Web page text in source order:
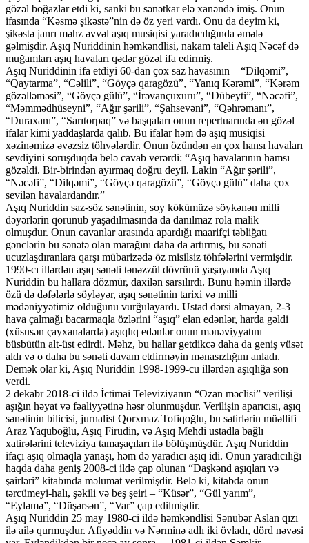
gözəl boğazlar etdi ki, sanki bu sənətkar elə xanəndə imiş. Onun
ifasında “Kəsmə şikəstə”nin də öz yeri vardı. Onu da deyim ki,
şikəstə janrı məhz əvvəl aşıq musiqisi yaradıcılığında əmələ
gəlmişdir. Aşıq Nuriddinin həmkəndlisi, nakam taleli Aşıq Nəcəf də
muğamları aşıq havaları qədər gözəl ifa edirmiş.
Aşıq Nuriddinin ifa etdiyi 60-dan çox saz havasının – “Dilqəmi”,
“Qaytarma”, “Cəlili”, “Göyçə qaragözü”, “Yanıq Kərəmi”, “Kərəm
gözəlləməsi”, “Göyçə gülü”, “İrəvançuxuru”, “Dübeyti”, “Nəcəfi”,
“Məmmədhüseyni”, “Ağır şərili”, “Şahsevəni”, “Qəhrəmanı”,
“Duraxanı”, “Sarıtorpaq” və başqaları onun repertuarında ən gözəl
ifalar kimi yaddaşlarda qalıb. Bu ifalar həm də aşıq musiqisi
xəzinəmizə əvəzsiz töhvələrdir. Onun özündən ən çox hansı havaları
sevdiyini soruşduqda belə cavab verərdi: “Aşıq havalarının hamsı
gözəldi. Bir-birindən ayırmaq doğru deyil. Lakin “Ağır şərili”,
“Nəcəfi”, “Dilqəmi”, “Göyçə qaragözü”, “Göyçə gülü” daha çox
sevilən havalardandır.”
Aşıq Nuriddin saz-söz sənətinin, soy kökümüzə söykənən milli
dəyərlərin qorunub yaşadılmasında da danılmaz rola malik
olmuşdur. Onun cavanlar arasında apardığı maarifçi təbliğatı
gənclərin bu sənətə olan marağını daha da artırmış, bu sənəti
ucuzlaşdıranlara qarşı mübarizədə öz misilsiz töhfələrini vermişdir.
1990-cı illərdən aşıq sənəti tənəzzül dövrünü yaşayanda Aşıq
Nuriddin bu hallara dözmür, daxilən sarsılırdı. Bunu həmin illərdə
özü də dəfələrlə söyləyər, aşıq sənətinin tarixi və milli
mədəniyyətimiz olduğunu vurğulayardı. Ustad dərsi almayan, 2-3
hava çalmağı bacarmaqla özlərini “aşıq” elan edənlər, harda gəldi
(xüsusən çayxanalarda) aşıqlıq edənlər onun mənəviyyatını
büsbütün alt-üst edirdi. Məhz, bu hallar getdikcə daha da geniş vüsət
aldı və o daha bu sənəti davam etdirməyin mənasızlığını anladı.
Demək olar ki, Aşıq Nuriddin 1998-1999-cu illərdən aşıqlığa son
verdi.
2 dekabr 2018-ci ildə İctimai Televiziyanın “Ozan məclisi” verilişi
aşığın həyat və fəaliyyətinə həsr olunmuşdur. Verilişin aparıcısı, aşıq
sənətinin bilicisi, jurnalist Qorxmaz Tofiqoğlu, bu sətirlərin müəllifi
Araz Yaquboğlu, Aşıq Firudin, və Aşıq Mehdi ustadla bağlı
xatirələrini televiziya tamaşaçıları ilə bölüşmüşdür. Aşıq Nuriddin
ifaçı aşıq olmaqla yanaşı, həm də yaradıcı aşıq idi. Onun yaradıcılığı
haqda daha geniş 2008-ci ildə çap olunan “Daşkənd aşıqları və
şairləri” kitabında məlumat verilmişdir. Belə ki, kitabda onun
tərcümeyi-halı, şəkili və beş şeiri – “Küsər”, “Gül yarım”,
“Eyləmə”, “Düşərsən”, “Var” çap edilmişdir.
Aşıq Nuriddin 25 may 1980-ci ildə həmkəndlisi Sənubər Aslan qızı
ilə ailə qurmuşdur. Afiyəddin və Nərminə adlı iki övladı, dörd nəvəsi